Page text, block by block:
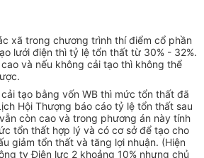
xã trong chương trình thí điểm cổ phần
lưới điện thì tỷ lệ tổn thất từ 30% - 32%.
và nếu không cải tạo thì không thể
tạo bằng vốn WB thì mức tổn thất đã
Hội Thượng báo cáo tỷ lệ tổn thất sau
còn cao và trong phương án này tính
tổn thất hợp lý và có cơ sở để tạo cho
giảm tổn thất và tăng lợi nhuận. (Hiện
ty Điện lực 2 khoảng 10% nhưng chủ